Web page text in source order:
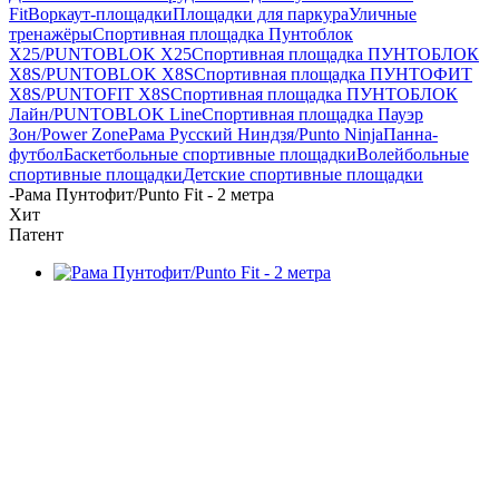
FitВоркаут-площадкиПлощадки для паркураУличные
тренажёрыСпортивная площадка Пунтоблок
Х25/PUNTOBLOK X25Спортивная площадка ПУНТОБЛОК
X8S/PUNTOBLOK X8SСпортивная площадка ПУНТОФИТ
X8S/PUNTOFIT X8SСпортивная площадка ПУНТОБЛОК
Лайн/PUNTOBLOK LineСпортивная площадка Пауэр
Зон/Power ZoneРама Русский Ниндзя/Punto NinjaПанна-
футболБаскетбольные спортивные площадкиВолейбольные
спортивные площадкиДетские спортивные площадки
-Рама Пунтофит/Punto Fit - 2 метра
Хит
Патент